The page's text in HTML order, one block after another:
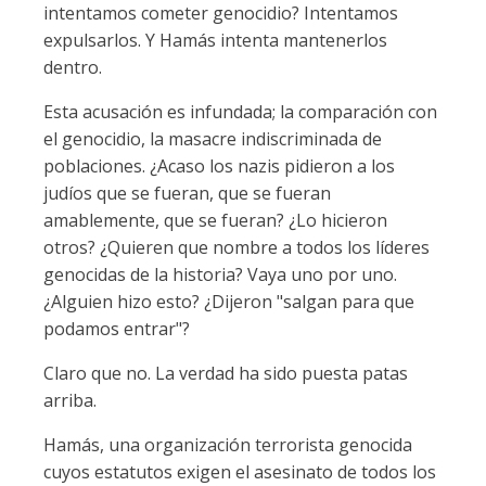
intentamos cometer genocidio? Intentamos
expulsarlos. Y Hamás intenta mantenerlos
dentro.
Esta acusación es infundada; la comparación con
el genocidio, la masacre indiscriminada de
poblaciones. ¿Acaso los nazis pidieron a los
judíos que se fueran, que se fueran
amablemente, que se fueran? ¿Lo hicieron
otros? ¿Quieren que nombre a todos los líderes
genocidas de la historia? Vaya uno por uno.
¿Alguien hizo esto? ¿Dijeron "salgan para que
podamos entrar"?
Claro que no. La verdad ha sido puesta patas
arriba.
Hamás, una organización terrorista genocida
cuyos estatutos exigen el asesinato de todos los